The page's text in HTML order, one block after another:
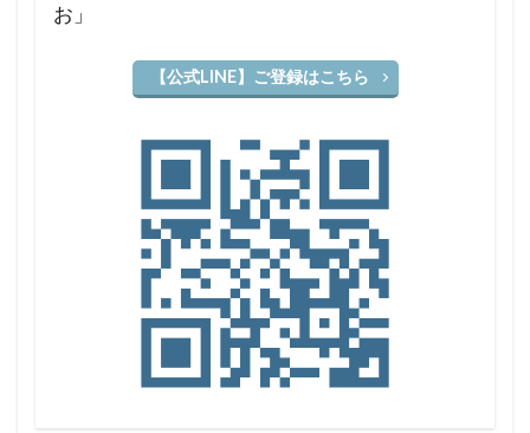
お」
【公式LINE】ご登録はこちら